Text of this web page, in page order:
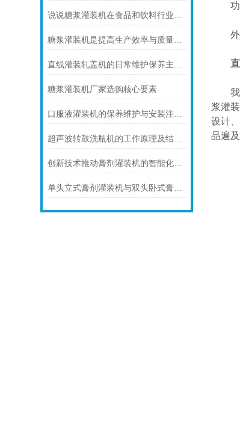
说说糖浆灌装机在食品和饮料行业中的作用
糖浆灌装机是提高生产效率与质量的设备
直线灌装轧盖机的日常维护保养主要包括哪些方面
糖浆灌装机厂家选购核心要素
口服液灌装机的保养维护与安装注意事项分别是什么？
超声波转鼓洗瓶机的工作原理及结构特点
创新技术推动膏剂灌装机的智能化进程
单头立式膏剂灌装机与双头卧式膏剂灌装机
功
外形
我公
浆灌
设计
品遍